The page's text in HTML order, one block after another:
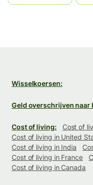
Wisselkoersen:
Geld overschrijven naar
Cost of living:
Cost of
Cost of living in United
Cost of living in India
Cost of living in France
Cost of living in Canada